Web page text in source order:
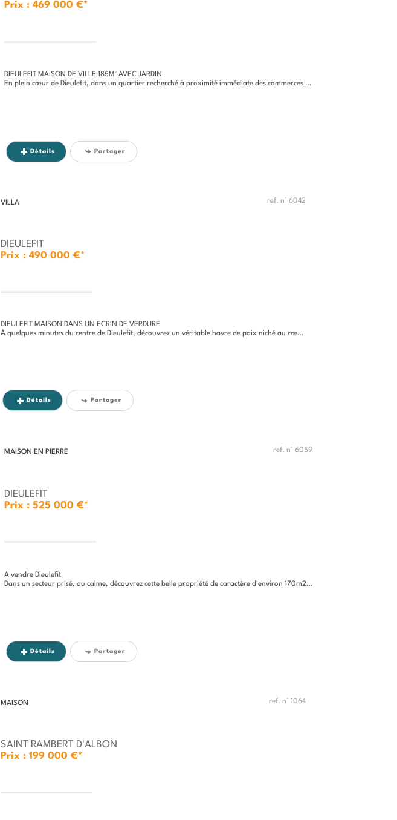
Prix : 469 000 €*
DIEULEFIT MAISON DE VILLE 185M² AVEC JARDIN
En plein cœur de Dieulefit, dans un quartier recherché à proximité immédiate des commerces et commodités, cette...
Détails Partager
VILLA ref. n° 6042
DIEULEFIT
Prix : 490 000 €*
DIEULEFIT MAISON DANS UN ECRIN DE VERDURE
À quelques minutes du centre de Dieulefit, découvrez un véritable havre de paix niché au cœur d'un environnement naturel...
Détails Partager
MAISON EN PIERRE ref. n° 6059
DIEULEFIT
Prix : 525 000 €*
A vendre Dieulefit
Dans un secteur prisé, au calme, découvrez cette belle propriété de caractère d'environ 170m2 habitables, nichée au...
Détails Partager
MAISON ref. n° 1064
SAINT RAMBERT D'ALBON
Prix : 199 000 €*